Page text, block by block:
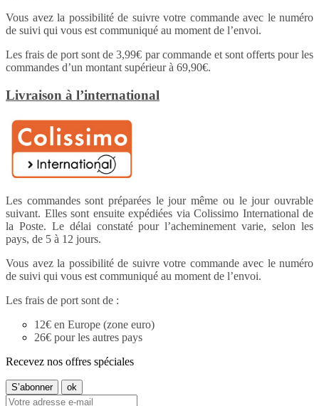
Vous avez la possibilité de suivre votre commande avec le numéro
de suivi qui vous est communiqué au moment de l’envoi.
Les frais de port sont de 3,99€ par commande et sont offerts pour les
commandes d’un montant supérieur à 69,90€.
Livraison à l’international
Les commandes sont préparées le jour même ou le jour ouvrable
suivant. Elles sont ensuite expédiées via Colissimo International de
la Poste. Le délai constaté pour l’acheminement varie, selon les
pays, de 5 à 12 jours.
Vous avez la possibilité de suivre votre commande avec le numéro
de suivi qui vous est communiqué au moment de l’envoi.
Les frais de port sont de :
12€ en Europe (zone euro)
26€ pour les autres pays
Recevez nos offres spéciales